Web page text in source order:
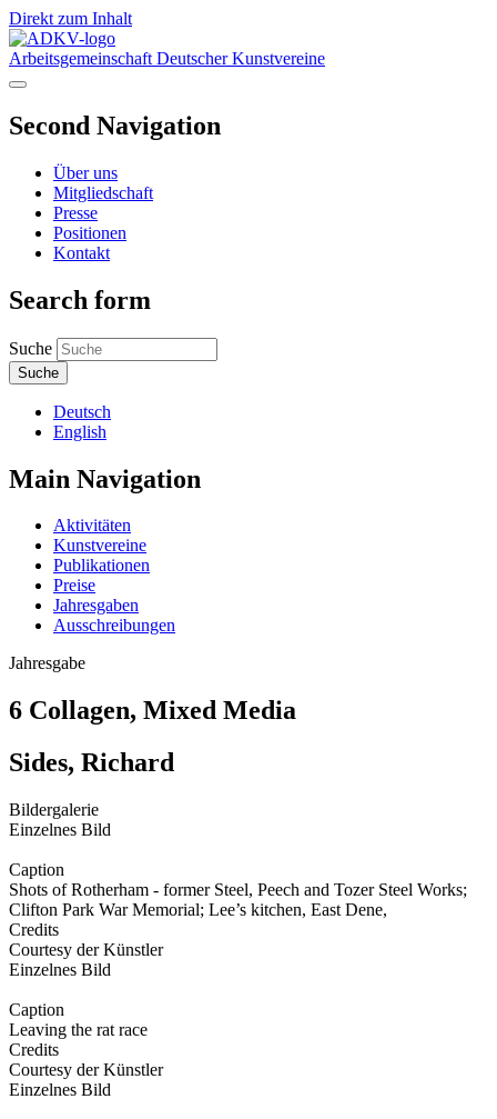
Direkt zum Inhalt
Arbeitsgemeinschaft Deutscher Kunstvereine
Second Navigation
Über uns
Mitgliedschaft
Presse
Positionen
Kontakt
Search form
Suche
Deutsch
English
Main Navigation
Aktivitäten
Kunstvereine
Publikationen
Preise
Jahresgaben
Ausschreibungen
Jahresgabe
6 Collagen, Mixed Media
Sides, Richard
Bildergalerie
Einzelnes Bild
Caption
Shots of Rotherham - former Steel, Peech and Tozer Steel Works;
Clifton Park War Memorial; Lee’s kitchen, East Dene,
Credits
Courtesy der Künstler
Einzelnes Bild
Caption
Leaving the rat race
Credits
Courtesy der Künstler
Einzelnes Bild